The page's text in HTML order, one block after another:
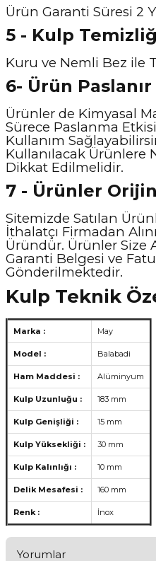
Ürün Garanti Süresi 2
5 - Kulp
Kuru ve Nemli Bez ile
6- Ürün Paslanır
Ürünler de Kimyasal
Sürece Paslanma
Kullanım
Kullanılacak Ürünlere
Dikkat Edilmelidir.
7 - Ürünler
Sitemizde Satılan
İthalatçı Firmadan
Üründür. Ürünler Size
Garanti Belgesi ve
Gönderilmektedir.
Kulp Teknik
Marka : May
Model : Balabadi
Ham Maddesi : Alüminyum
Kulp Uzunluğu : 183 mm
Kulp Genişliği : 15 mm
Kulp Yüksekliği : 30 mm
Kulp Kalınlığı : 10 mm
Delik Mesafesi : 160 mm
Renk : İnox
Yorumlar